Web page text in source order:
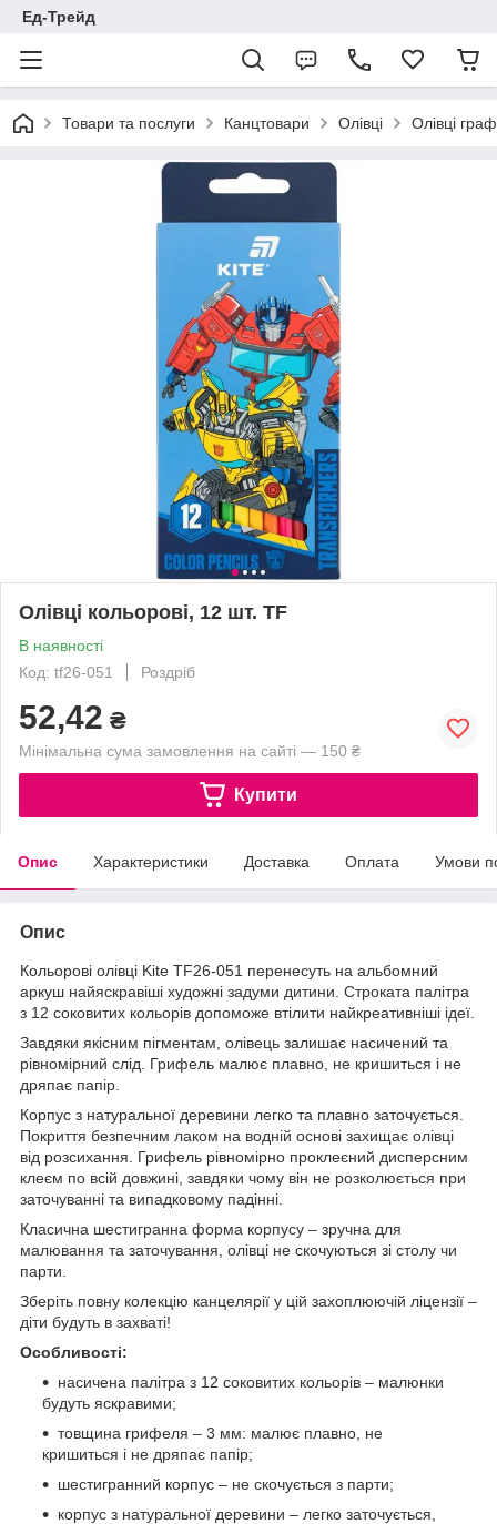
Ед-Трейд
Товари та послуги Канцтовари Олівці Олівці
Олівці кольорові, 12 шт. TF
В наявності
Код: tf26-051
Роздріб
52,42 ₴
Мінімальна сума замовлення на сайті — 150 ₴
Купити
Опис Характеристики Доставка Оплата Умови
Опис
Кольорові олівці Kite TF26-051 перенесуть на альбомний
аркуш найяскравіші художні задуми дитини. Строката палітра
з 12 соковитих кольорів допоможе втілити найкреативніші ідеї.
Завдяки якісним пігментам, олівець залишає насичений та
рівномірний слід. Грифель малює плавно, не кришиться і не
дряпає папір.
Корпус з натуральної деревини легко та плавно заточується.
Покриття безпечним лаком на водній основі захищає олівці
від розсихання. Грифель рівномірно проклеєний дисперсним
клеєм по всій довжині, завдяки чому він не розколюється при
заточуванні та випадковому падінні.
Класична шестигранна форма корпусу – зручна для
малювання та заточування, олівці не скочуються зі столу чи
парти.
Зберіть повну колекцію канцелярії у цій захоплюючій ліцензії –
діти будуть в захваті!
Особливості:
насичена палітра з 12 соковитих кольорів – малюнки
будуть яскравими;
товщина грифеля – 3 мм: малює плавно, не
кришиться і не дряпає папір;
шестигранний корпус – не скочується з парти;
корпус з натуральної деревини – легко заточується,